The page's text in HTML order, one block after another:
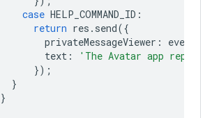
case HELP_COMMAND_ID :
return res . send({
privateMessageViewer : event
text :
'The Avatar app replies
});
}
}